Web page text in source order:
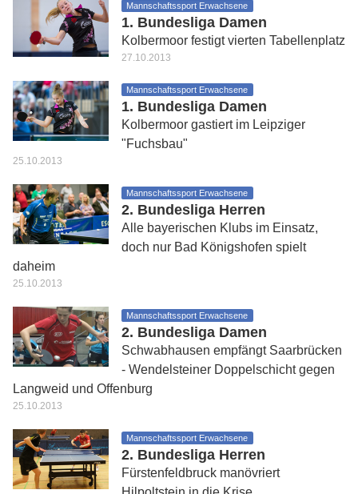
Mannschaftssport Erwachsene
1. Bundesliga Damen
Kolbermoor festigt vierten Tabellenplatz
27.10.2013
Mannschaftssport Erwachsene
1. Bundesliga Damen
Kolbermoor gastiert im Leipziger
"Fuchsbau"
25.10.2013
Mannschaftssport Erwachsene
2. Bundesliga Herren
Alle bayerischen Klubs im Einsatz,
doch nur Bad Königshofen spielt
daheim
25.10.2013
Mannschaftssport Erwachsene
2. Bundesliga Damen
Schwabhausen empfängt Saarbrücken
- Wendelsteiner Doppelschicht gegen
Langweid und Offenburg
25.10.2013
Mannschaftssport Erwachsene
2. Bundesliga Herren
Fürstenfeldbruck manövriert